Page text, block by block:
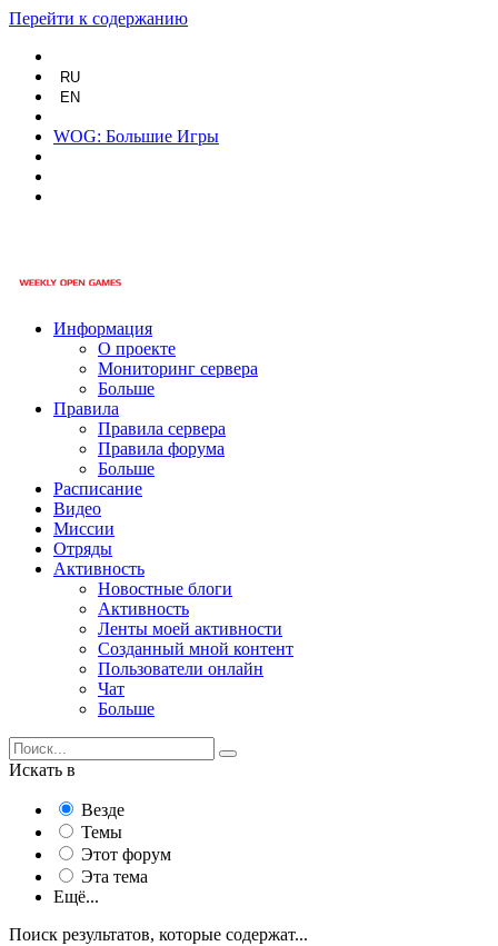
Перейти к содержанию
RU
EN
WOG: Большие Игры
Информация
О проекте
Мониторинг сервера
Больше
Правила
Правила сервера
Правила форума
Больше
Расписание
Видео
Миссии
Отряды
Активность
Новостные блоги
Активность
Ленты моей активности
Созданный мной контент
Пользователи онлайн
Чат
Больше
Искать в
Везде
Темы
Этот форум
Эта тема
Ещё...
Поиск результатов, которые содержат...